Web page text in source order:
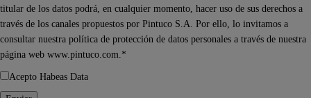
titular de los datos podrá, en cualquier momento, hacer uso de sus derechos a
través de los canales propuestos por Pintuco S.A. Por ello, lo invitamos a
consultar nuestra política de protección de datos personales a través de nuestra
página web www.pintuco.com.*
Acepto Habeas Data